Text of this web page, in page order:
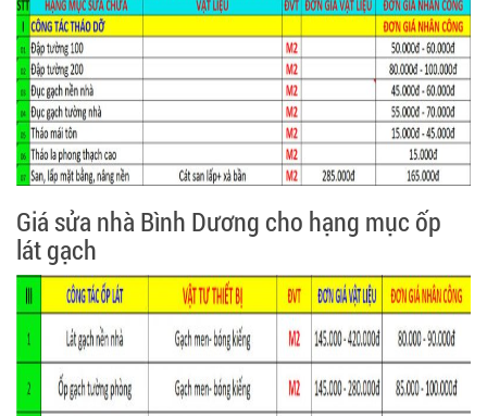
Giá sửa nhà Bình Dương cho hạng mục ốp
lát gạch